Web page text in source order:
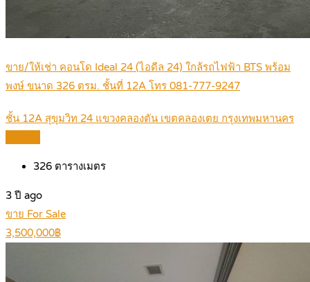
ขาย/ให้เช่า คอนโด Ideal 24 (ไอดีล 24) ใกล้รถไฟฟ้า BTS พร้อม
พงษ์ ขนาด 326 ตรม. ชั้นที่ 12A โทร 081-777-9247
ชั้น 12A สุขุมวิท 24 แขวงคลองตัน เขตคลองเตย กรุงเทพมหานคร
326 ตารางเมตร
3 ปี ago
ขาย For Sale
3,500,000฿